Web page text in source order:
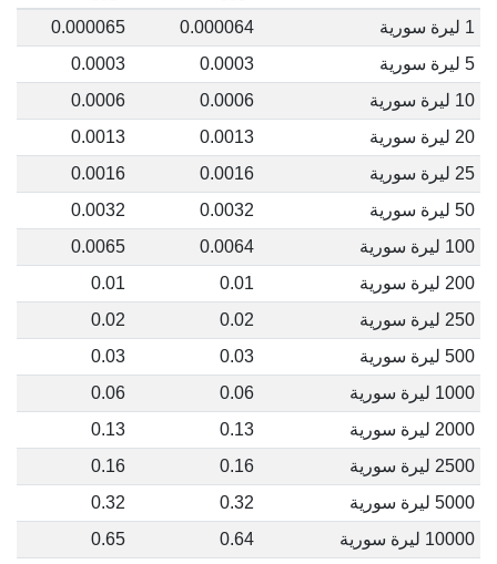
1 ليرة سورية
0.000064
0.000065
5 ليرة سورية
0.0003
0.0003
10 ليرة سورية
0.0006
0.0006
20 ليرة سورية
0.0013
0.0013
25 ليرة سورية
0.0016
0.0016
50 ليرة سورية
0.0032
0.0032
100 ليرة سورية
0.0064
0.0065
200 ليرة سورية
0.01
0.01
250 ليرة سورية
0.02
0.02
500 ليرة سورية
0.03
0.03
1000 ليرة سورية
0.06
0.06
2000 ليرة سورية
0.13
0.13
2500 ليرة سورية
0.16
0.16
5000 ليرة سورية
0.32
0.32
10000 ليرة سورية
0.64
0.65